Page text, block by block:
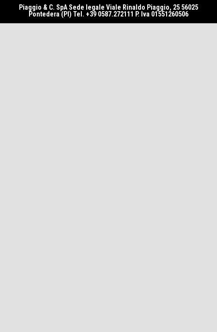
Piaggio & C. SpA Sede legale Viale Rinaldo Piaggio, 25 56025
Pontedera (PI) Tel. +39 0587.272111 P. Iva 01551260506